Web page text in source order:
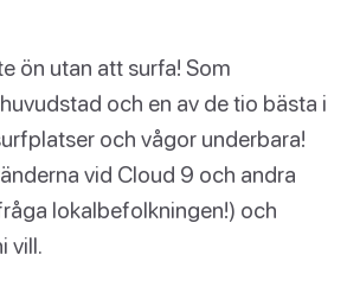
ön utan att surfa! Som
och en av de tio bästa i
och vågor underbara!
vid Cloud 9 och andra
lokalbefolkningen!) och
vill.